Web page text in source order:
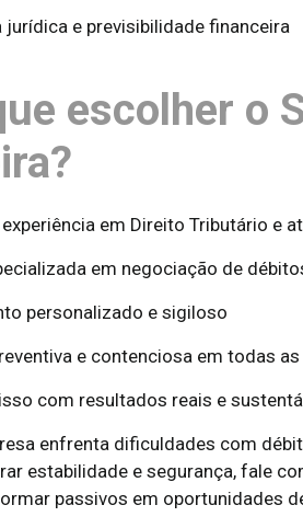
jurídica e previsibilidade financeira
escolher o
em Direito Tributário e
em negociação de
personalizado e sigiloso
e contenciosa em todas
com resultados reais e
enfrenta dificuldades com
estabilidade e segurança, fale
passivos em oportunidades